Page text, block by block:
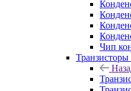
Чип
Транзисторы